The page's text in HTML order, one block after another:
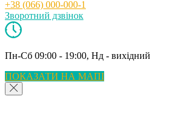
+38 (066) 000-000-1
Зворотний дзвінок
Пн-Сб 09:00 - 19:00, Нд - вихідний
ПОКАЗАТИ НА МАПІ